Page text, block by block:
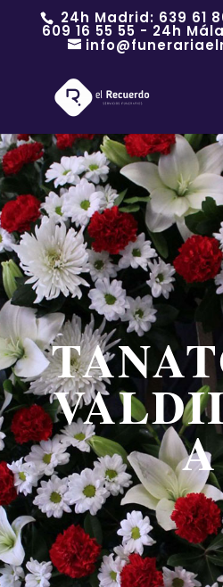
24h Madrid: 639 61
609 16 55 55 - 24h
A